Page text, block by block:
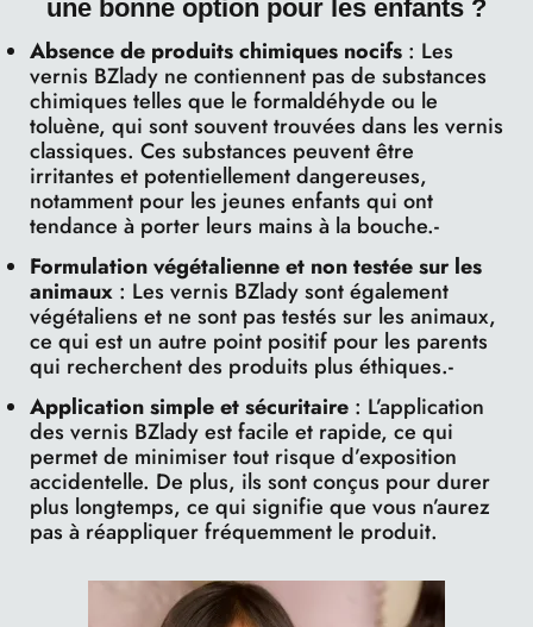
une bonne option pour les enfants ?
Absence de produits chimiques nocifs : Les
vernis BZlady ne contiennent pas de substances
chimiques telles que le formaldéhyde ou le
toluène, qui sont souvent trouvées dans les vernis
classiques. Ces substances peuvent être
irritantes et potentiellement dangereuses,
notamment pour les jeunes enfants qui ont
tendance à porter leurs mains à la bouche.-
Formulation végétalienne et non testée sur les
animaux : Les vernis BZlady sont également
végétaliens et ne sont pas testés sur les animaux,
ce qui est un autre point positif pour les parents
qui recherchent des produits plus éthiques.-
Application simple et sécuritaire : L’application
des vernis BZlady est facile et rapide, ce qui
permet de minimiser tout risque d’exposition
accidentelle. De plus, ils sont conçus pour durer
plus longtemps, ce qui signifie que vous n’aurez
pas à réappliquer fréquemment le produit.